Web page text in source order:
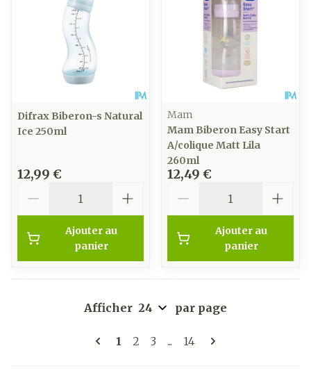
Difrax Biberon-s Natural
Ice 250ml
12,99 €
Ajouter au
panier
Mam
Mam Biberon Easy Start
A/colique Matt Lila
260ml
12,49 €
Ajouter au
panier
Pages
Vous lisez actuellement la page
1 Page
2 Page
3 ... Page
14
Afficher par page